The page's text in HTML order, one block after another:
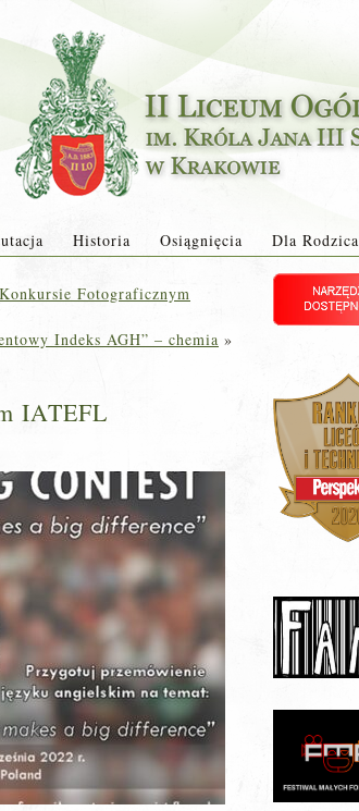
Historia Osiągnięcia Dla Rodzica
Fotograficznym
Indeks AGH” – chemia »
IATEFL